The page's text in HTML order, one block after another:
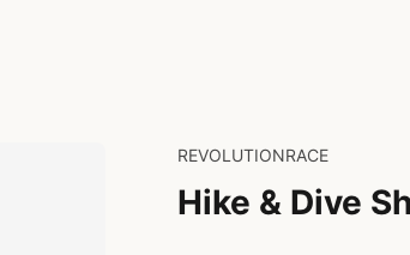
REVOLUTIONRACE
Hike & Dive